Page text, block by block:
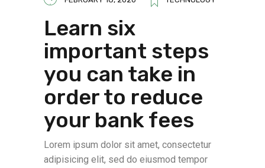
Learn six
important steps
you can take in
order to reduce
your bank fees
Lorem ipsum dolor sit amet, consectetur
adipisicing elit, sed do eiusmod tempor